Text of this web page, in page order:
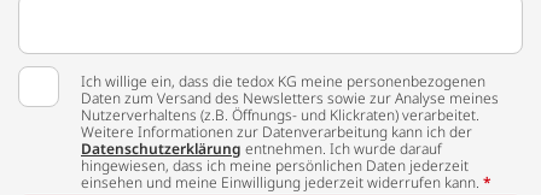
Ich willige ein, dass die tedox KG meine personenbezogenen
Daten zum Versand des Newsletters sowie zur Analyse meines
Nutzerverhaltens (z.B. Öffnungs- und Klickraten) verarbeitet.
Weitere Informationen zur Datenverarbeitung kann ich der
Datenschutzerklärung entnehmen. Ich wurde darauf
hingewiesen, dass ich meine persönlichen Daten jederzeit
einsehen und meine Einwilligung jederzeit widerrufen kann. *